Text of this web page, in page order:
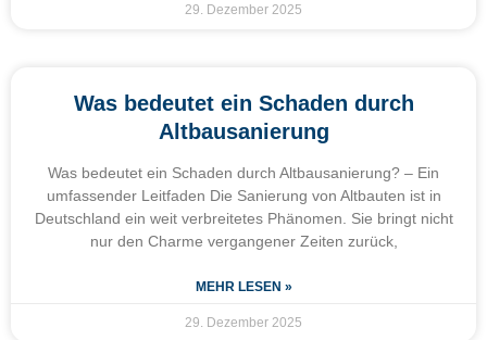
29. Dezember 2025
Was bedeutet ein Schaden durch
Altbausanierung
Was bedeutet ein Schaden durch Altbausanierung? – Ein
umfassender Leitfaden Die Sanierung von Altbauten ist in
Deutschland ein weit verbreitetes Phänomen. Sie bringt nicht
nur den Charme vergangener Zeiten zurück,
MEHR LESEN »
29. Dezember 2025